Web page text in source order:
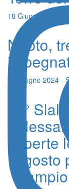
18 Giugno 2024 -
Nuoto,
13 Giugno 2024 -
6°